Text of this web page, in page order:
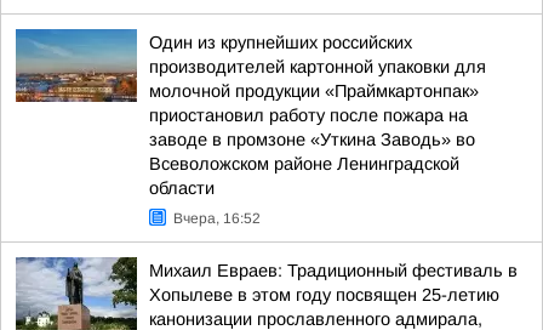
Один из крупнейших российских
производителей картонной упаковки для
молочной продукции «Праймкартонпак»
приостановил работу после пожара на
заводе в промзоне «Уткина Заводь» во
Всеволожском районе Ленинградской
области
Вчера, 16:52
Михаил Евраев: Традиционный фестиваль в
Хопылеве в этом году посвящен 25-летию
канонизации прославленного адмирала,